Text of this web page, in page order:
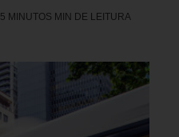
5 MINUTOS MIN DE LEITURA